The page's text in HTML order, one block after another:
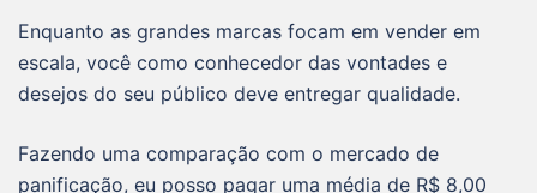
Enquanto as grandes marcas focam em vender em
escala, você como conhecedor das vontades e
desejos do seu público deve entregar qualidade.
Fazendo uma comparação com o mercado de
panificação, eu posso pagar uma média de R$ 8,00